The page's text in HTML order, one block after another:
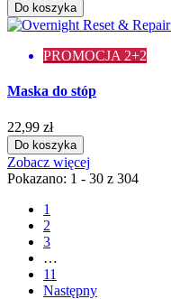
Do koszyka
PROMOCJA 2+2
Maska do stóp
22,99 zł
Do koszyka
Zobacz więcej
Pokazano: 1 - 30 z 304
1
2
3
…
11
Następny